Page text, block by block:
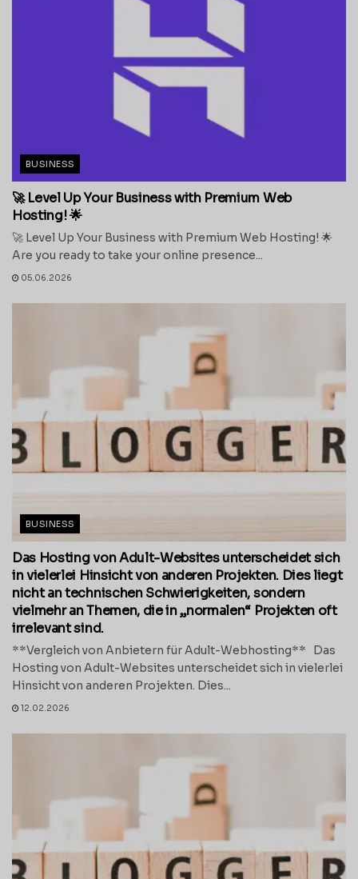
BUSINESS
🚀 Level Up Your Business with Premium Web
Hosting! 🌟
🚀 Level Up Your Business with Premium Web Hosting! 🌟
Are you ready to take your online presence...
05.06.2026
BUSINESS
Das Hosting von Adult-Websites unterscheidet sich
in vielerlei Hinsicht von anderen Projekten. Dies liegt
nicht an technischen Schwierigkeiten, sondern
vielmehr an Themen, die in „normalen“ Projekten oft
irrelevant sind.
**Vergleich von Anbietern für Adult-Webhosting** Das
Hosting von Adult-Websites unterscheidet sich in vielerlei
Hinsicht von anderen Projekten. Dies...
12.02.2026